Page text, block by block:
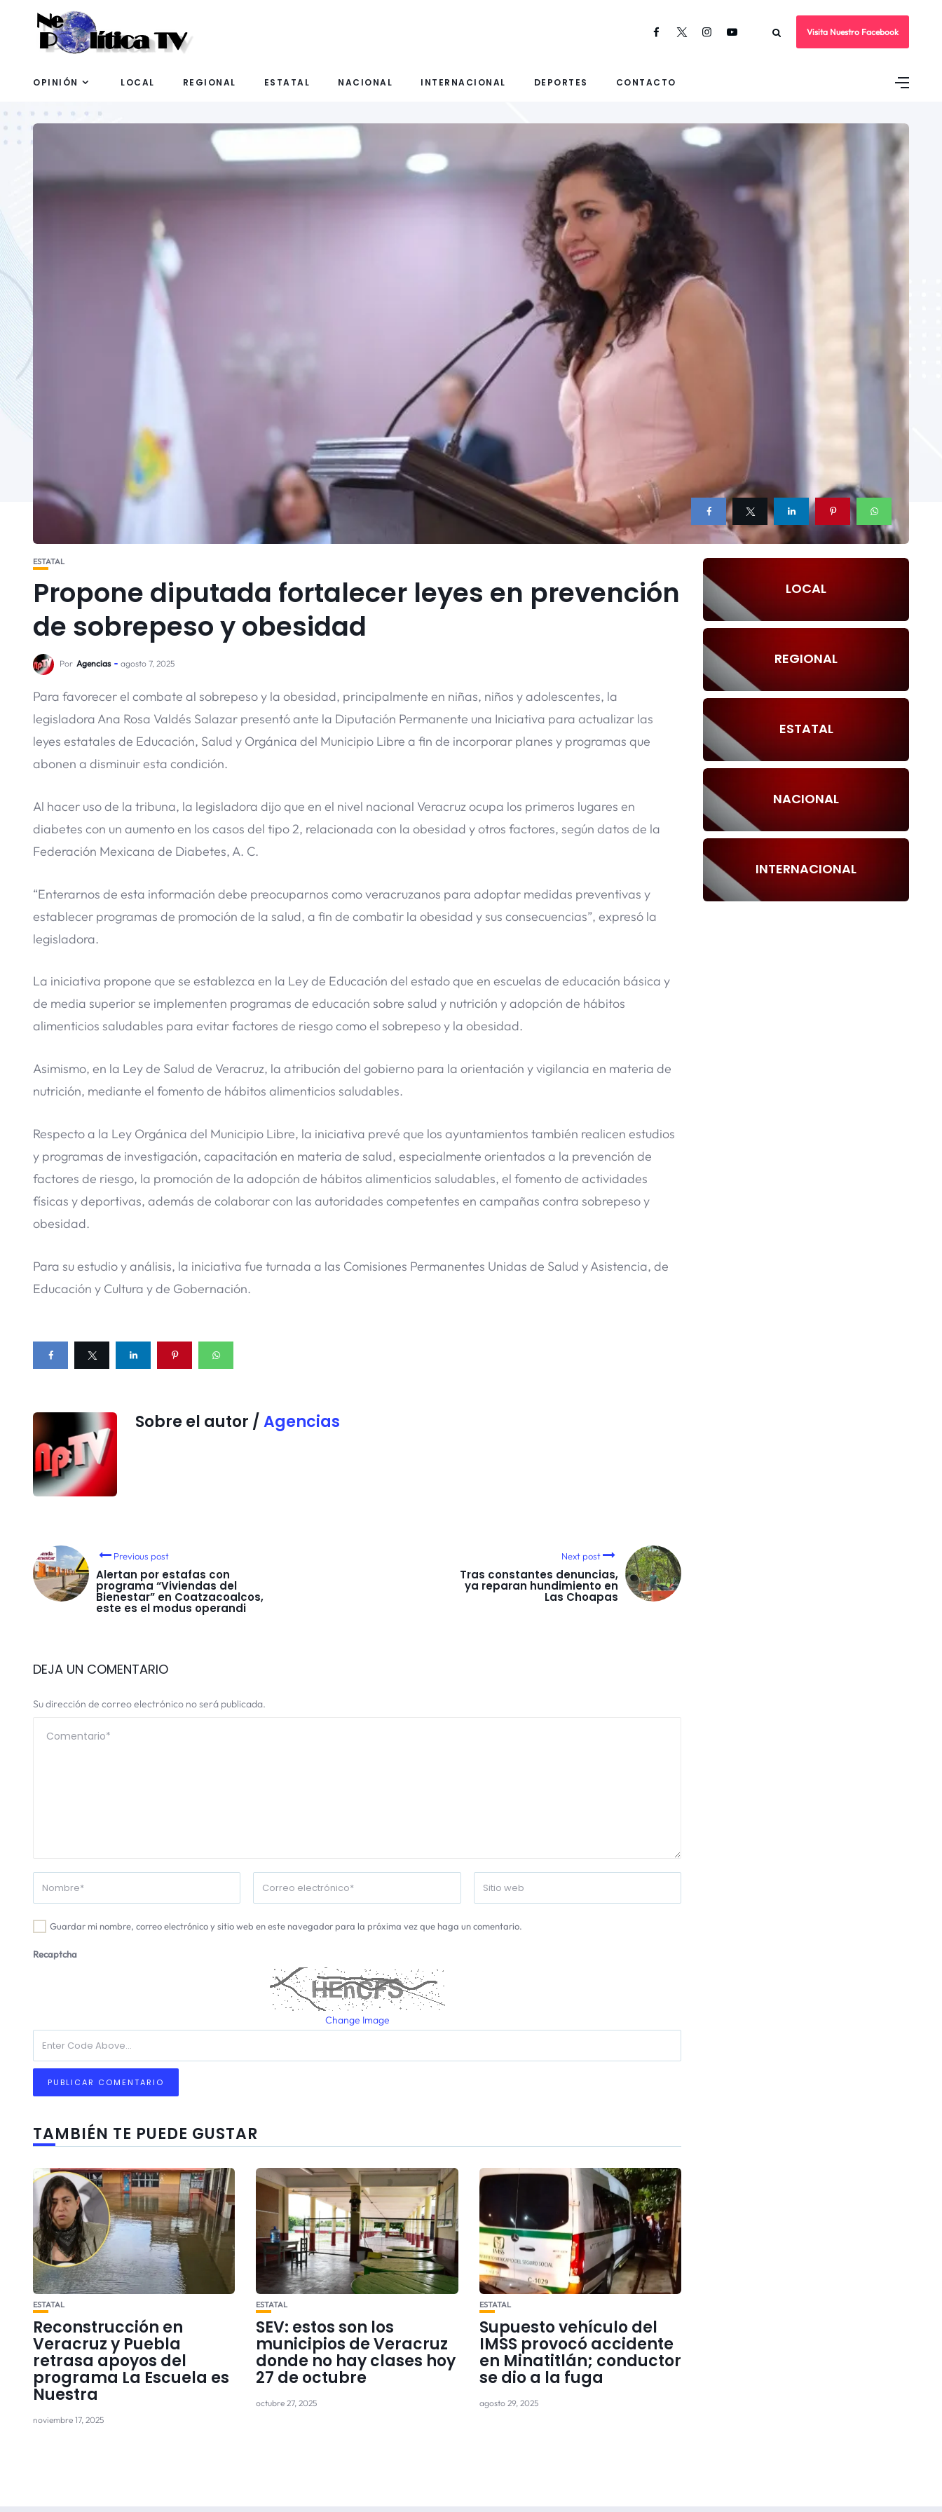
Visita Nuestro Facebook
OPINIÓN LOCAL REGIONAL ESTATAL NACIONAL INTERNACIONAL DEPORTES CONTACTO
ESTATAL
Propone diputada fortalecer leyes en prevención
de sobrepeso y obesidad
Por Agencias agosto 7, 2025
Para favorecer el combate al sobrepeso y la obesidad, principalmente en niñas, niños y adolescentes, la
legisladora Ana Rosa Valdés Salazar presentó ante la Diputación Permanente una Iniciativa para actualizar las
leyes estatales de Educación, Salud y Orgánica del Municipio Libre a fin de incorporar planes y programas que
abonen a disminuir esta condición.
Al hacer uso de la tribuna, la legisladora dijo que en el nivel nacional Veracruz ocupa los primeros lugares en
diabetes con un aumento en los casos del tipo 2, relacionada con la obesidad y otros factores, según datos de la
Federación Mexicana de Diabetes, A. C.
“Enterarnos de esta información debe preocuparnos como veracruzanos para adoptar medidas preventivas y
establecer programas de promoción de la salud, a fin de combatir la obesidad y sus consecuencias”, expresó la
legisladora.
La iniciativa propone que se establezca en la Ley de Educación del estado que en escuelas de educación básica y
de media superior se implementen programas de educación sobre salud y nutrición y adopción de hábitos
alimenticios saludables para evitar factores de riesgo como el sobrepeso y la obesidad.
Asimismo, en la Ley de Salud de Veracruz, la atribución del gobierno para la orientación y vigilancia en materia de
nutrición, mediante el fomento de hábitos alimenticios saludables.
Respecto a la Ley Orgánica del Municipio Libre, la iniciativa prevé que los ayuntamientos también realicen estudios
y programas de investigación, capacitación en materia de salud, especialmente orientados a la prevención de
factores de riesgo, la promoción de la adopción de hábitos alimenticios saludables, el fomento de actividades
físicas y deportivas, además de colaborar con las autoridades competentes en campañas contra sobrepeso y
obesidad.
Para su estudio y análisis, la iniciativa fue turnada a las Comisiones Permanentes Unidas de Salud y Asistencia, de
Educación y Cultura y de Gobernación.
Sobre el autor / Agencias
Previous post
Alertan por estafas con
programa “Viviendas del
Bienestar” en Coatzacoalcos,
este es el modus operandi
Next post
Tras constantes denuncias,
ya reparan hundimiento en
Las Choapas
DEJA UN COMENTARIO
Su dirección de correo electrónico no será publicada.
Guardar mi nombre, correo electrónico y sitio web en este navegador para la próxima vez que haga un comentario.
Recaptcha
Change Image
TAMBIÉN TE PUEDE GUSTAR
ESTATAL
Reconstrucción en
Veracruz y Puebla
retrasa apoyos del
programa La Escuela es
Nuestra
noviembre 17, 2025
ESTATAL
SEV: estos son los
municipios de Veracruz
donde no hay clases hoy
27 de octubre
octubre 27, 2025
ESTATAL
Supuesto vehículo del
IMSS provocó accidente
en Minatitlán; conductor
se dio a la fuga
agosto 29, 2025
LOCAL
REGIONAL
ESTATAL
NACIONAL
INTERNACIONAL